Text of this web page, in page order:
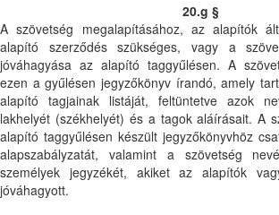
20.g §
A szövetség megalapításához, az alapítók
alapító szerződés szükséges, vagy a
jóváhagyása az alapító taggyűlésen. A
ezen a gyűlésen jegyzőkönyv írandó, amely
alapító tagjainak listáját, feltüntetve azok
lakhelyét (székhelyét) és a tagok aláírásait. A
alapító taggyűlésen készült jegyzőkönyvhöz
alapszabályzatát, valamint a szövetség
személyek jegyzékét, akiket az alapítók
jóváhagyott.